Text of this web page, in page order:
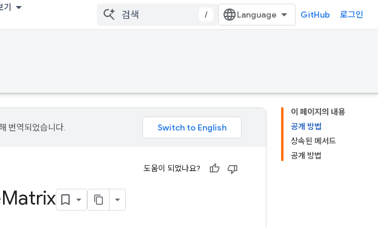
기
/ GitHub 로그인
이 페이지의 내용
공개 방법
상속된 메서드
공개 방법
번역되었습니다.
도움이 되었나요?
Matrix